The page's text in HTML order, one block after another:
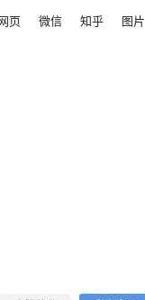
页 微信 知乎 图片